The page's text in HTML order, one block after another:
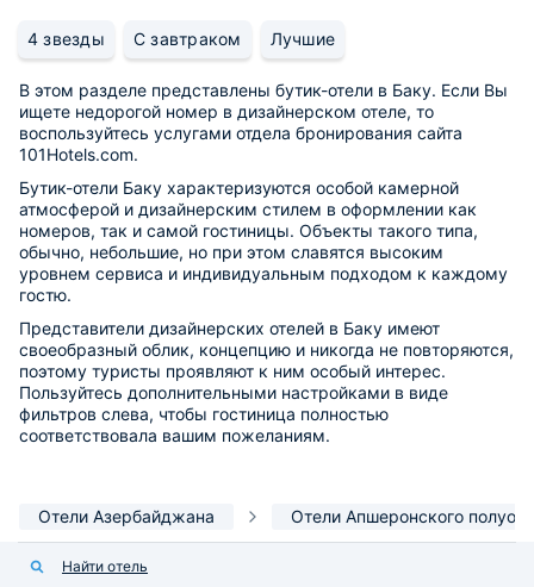
4 звезды С завтраком Лучшие
В этом разделе представлены бутик-отели в Баку. Если Вы
ищете недорогой номер в дизайнерском отеле, то
воспользуйтесь услугами отдела бронирования сайта
101Hotels.com.
Бутик-отели Баку характеризуются особой камерной
атмосферой и дизайнерским стилем в оформлении как
номеров, так и самой гостиницы. Объекты такого типа,
обычно, небольшие, но при этом славятся высоким
уровнем сервиса и индивидуальным подходом к каждому
гостю.
Представители дизайнерских отелей в Баку имеют
своеобразный облик, концепцию и никогда не повторяются,
поэтому туристы проявляют к ним особый интерес.
Пользуйтесь дополнительными настройками в виде
фильтров слева, чтобы гостиница полностью
соответствовала вашим пожеланиям.
Отели Азербайджана Отели Апшеронского
Найти отель